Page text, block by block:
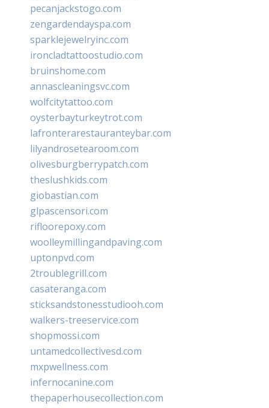
pecanjackstogo.com
zengardendayspa.com
sparklejewelryinc.com
ironcladtattoostudio.com
bruinshome.com
annascleaningsvc.com
wolfcitytattoo.com
oysterbayturkeytrot.com
lafronterarestauranteybar.com
lilyandrosetearoom.com
olivesburgberrypatch.com
theslushkids.com
giobastian.com
glpascensori.com
rifloorepoxy.com
woolleymillingandpaving.com
uptonpvd.com
2troublegrill.com
casateranga.com
sticksandstonesstudiooh.com
walkers-treeservice.com
shopmossi.com
untamedcollectivesd.com
mxpwellness.com
infernocanine.com
thepaperhousecollection.com